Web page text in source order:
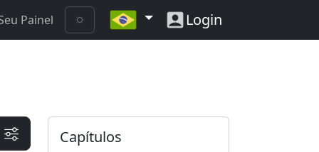
Painel Login
Capítulos